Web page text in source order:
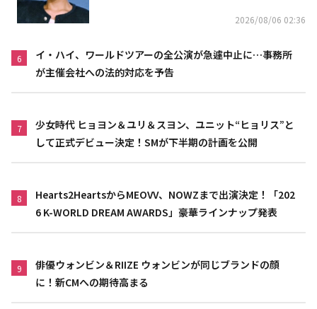
2026/08/06 02:36
6
イ・ハイ、ワールドツアーの全公演が急遽中止に…事務所
が主催会社への法的対応を予告
7
少女時代 ヒョヨン＆ユリ＆スヨン、ユニット“ヒョリス”と
して正式デビュー決定！SMが下半期の計画を公開
8
Hearts2HeartsからMEOVV、NOWZまで出演決定！「202
6 K-WORLD DREAM AWARDS」豪華ラインナップ発表
9
俳優ウォンビン＆RIIZE ウォンビンが同じブランドの顔
に！新CMへの期待高まる